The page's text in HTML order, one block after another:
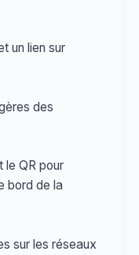
un lien sur
des
le QR pour
bord de la
sur les réseaux